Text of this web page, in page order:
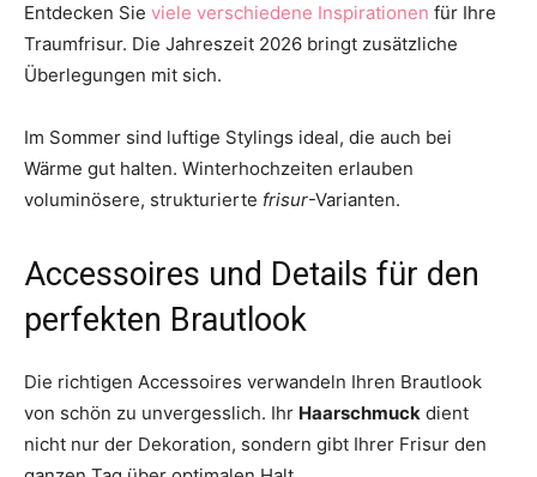
Entdecken Sie viele verschiedene Inspirationen für Ihre
Traumfrisur. Die Jahreszeit 2026 bringt zusätzliche
Überlegungen mit sich.
Im Sommer sind luftige Stylings ideal, die auch bei
Wärme gut halten. Winterhochzeiten erlauben
voluminösere, strukturierte frisur-Varianten.
Accessoires und Details für den
perfekten Brautlook
Die richtigen Accessoires verwandeln Ihren Brautlook
von schön zu unvergesslich. Ihr Haarschmuck dient
nicht nur der Dekoration, sondern gibt Ihrer Frisur den